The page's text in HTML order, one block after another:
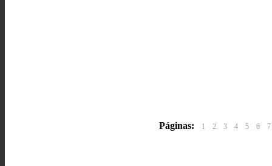
Páginas: 1 2 3 4 5 6 7